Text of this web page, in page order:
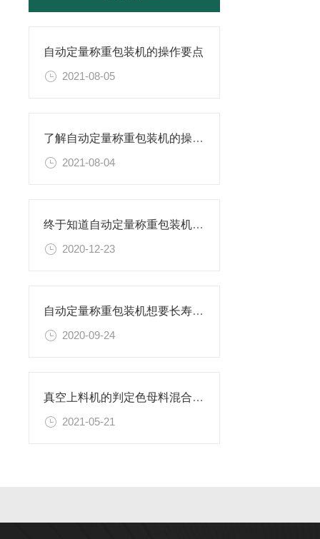
自动定量称重包装机的操作要点
2021-08-05
了解自动定量称重包装机的操作要点
2021-08-04
终于知道自动定量称重包装机的操作步骤介绍了
2020-12-23
自动定量称重包装机想要长寿也需要维护
2020-09-24
真空上料机的判定色母料混合质量的方法
2021-05-21